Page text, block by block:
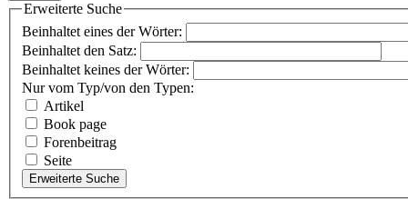
Erweiterte Suche
Beinhaltet eines der Wörter:
Beinhaltet den Satz:
Beinhaltet keines der Wörter:
Nur vom Typ/von den Typen:
Artikel
Book page
Forenbeitrag
Seite